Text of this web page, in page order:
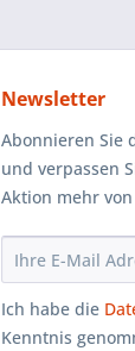
Newsletter
Abonnieren Sie
und verpassen
Aktion mehr von
Ich habe die
Kenntnis